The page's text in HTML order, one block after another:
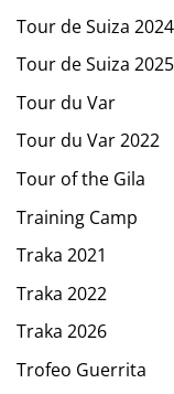
Tour de Suiza 2024
Tour de Suiza 2025
Tour du Var
Tour du Var 2022
Tour of the Gila
Training Camp
Traka 2021
Traka 2022
Traka 2026
Trofeo Guerrita